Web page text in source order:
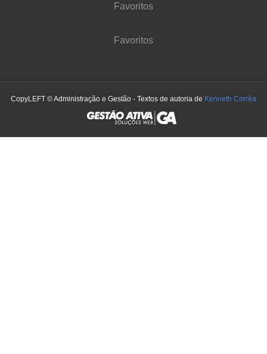
Favoritos
Favoritos
CopyLEFT © Administração e Gestão - Textos de autoria de Kenneth Corrêa